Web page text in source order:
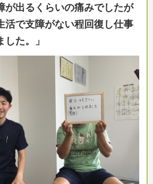
が出るくらいの痛みでしたが
活で支障がない程回復し仕事
た。」